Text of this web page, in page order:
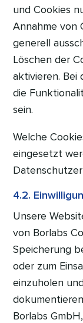
und Cookies
Annahme von
generell
Löschen der
aktivieren. Bei
die
sein.
Welche
eingesetzt
4.2.
Unsere
von Borlabs
Speicherung
oder zum
einzuholen
Borlabs